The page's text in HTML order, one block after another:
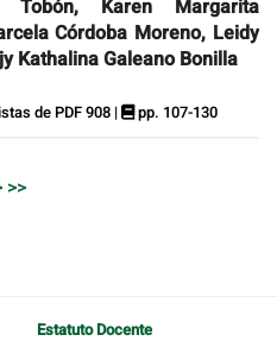
Karen Margarita
Córdoba Moreno, Leidy
Kathalina Galeano Bonilla
de PDF 908 | pp. 107-130
>>
Estatuto Docente